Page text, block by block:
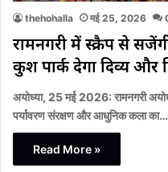
thehohalla मई 25, 2026
रामनगरी में स्क्रैप से
कुश पार्क देगा दिव्य
अयोध्या, 25 मई 2026: रामनगरी
पर्यावरण संरक्षण और आधुनिक कला का…
Read More »